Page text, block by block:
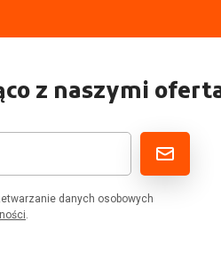
z naszymi
danych osobowych
.